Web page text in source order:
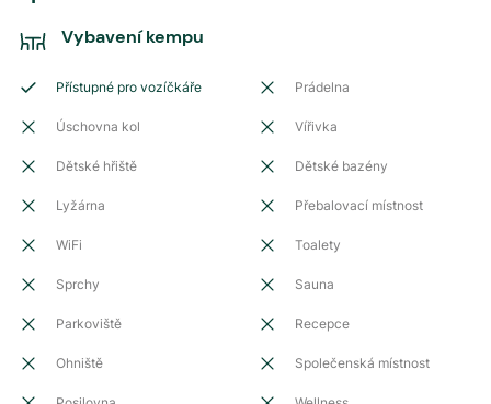
Vybavení kempu
Přístupné pro vozíčkáře Prádelna
Úschovna kol Vířivka
Dětské hřiště Dětské bazény
Lyžárna Přebalovací místnost
WiFi Toalety
Sprchy Sauna
Parkoviště Recepce
Ohniště Společenská místnost